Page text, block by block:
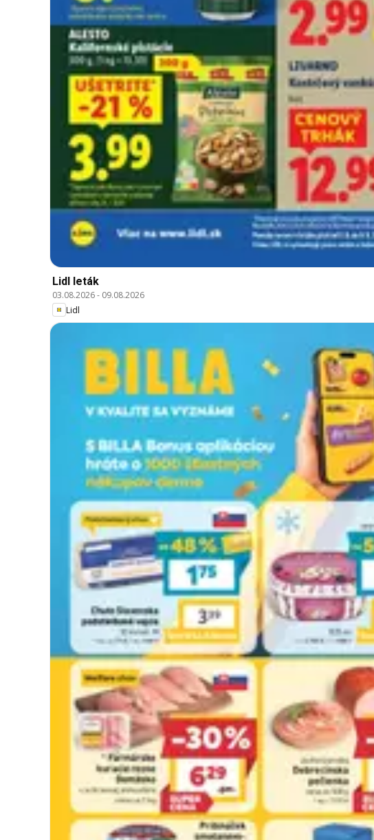
Lidl leták
03.08.2026- 09.08.2026
Lidl